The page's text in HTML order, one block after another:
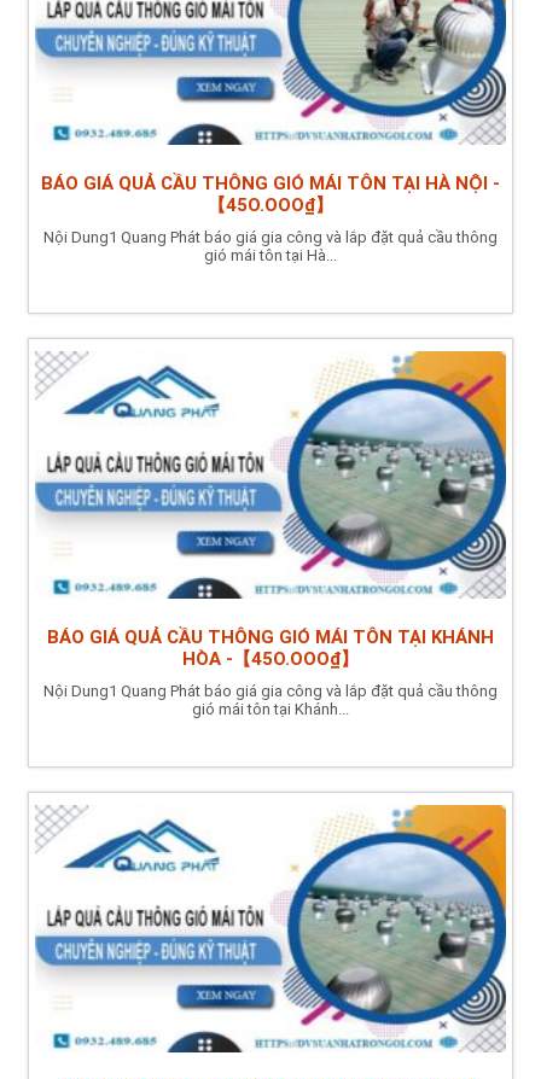
BÁO GIÁ QUẢ CẦU THÔNG GIÓ MÁI TÔN TẠI HÀ NỘI -
【45O.OOO₫】
Nội Dung1 Quang Phát báo giá gia công và lắp đặt quả cầu thông
gió mái tôn tại Hà...
BÁO GIÁ QUẢ CẦU THÔNG GIÓ MÁI TÔN TẠI KHÁNH
HÒA -【45O.OOO₫】
Nội Dung1 Quang Phát báo giá gia công và lắp đặt quả cầu thông
gió mái tôn tại Khánh...